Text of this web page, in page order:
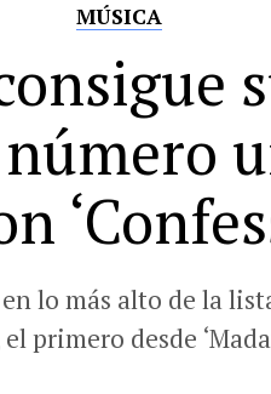
MÚSICA
lo más alto de la
primero desde